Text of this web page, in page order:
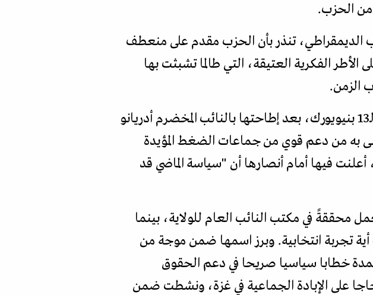
من الحزب.
الديمقراطي، تنذر بأن الحزب مقدم على منعطف
الأطر الفكرية العتيقة، التي طالما تشبثت بها
الزمن.
جاء فوز شوفالييه (32 عاما) بترشيح الحزب في انتخابات الدائرة الـ13 بنيويورك، بعد إطاحتها بالنائب المخضرم أدريانو
به من دعم قوي من جماعات الضغط المؤيدة
أعلنت فيها أمام أنصارها أن "سياسة الماضي قد
محققةً في مكتب النائب العام للولاية، بينما
تجربة انتخابية. وبرز اسمها ضمن موجة من
خطابا سياسيا صريحا في دعم الحقوق
على الإبادة الجماعية في غزة، ونشطت ضمن